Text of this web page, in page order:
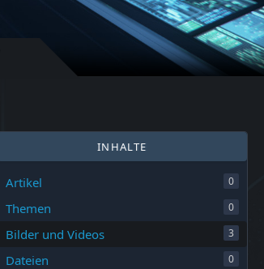
INHALTE
Artikel 0
Themen 0
Bilder und Videos 3
Dateien 0